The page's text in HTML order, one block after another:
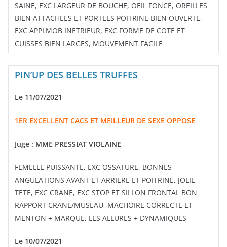
SAINE, EXC LARGEUR DE BOUCHE, OEIL FONCE, OREILLES
BIEN ATTACHEES ET PORTEES POITRINE BIEN OUVERTE,
EXC APPLMOB INETRIEUR, EXC FORME DE COTE ET
CUISSES BIEN LARGES, MOUVEMENT FACILE
PIN’UP DES BELLES TRUFFES
Le 11/07/2021
1ER EXCELLENT CACS ET MEILLEUR DE SEXE OPPOSE
Juge : MME PRESSIAT VIOLAINE
FEMELLE PUISSANTE, EXC OSSATURE, BONNES
ANGULATIONS AVANT ET ARRIERE ET POITRINE, JOLIE
TETE, EXC CRANE, EXC STOP ET SILLON FRONTAL BON
RAPPORT CRANE/MUSEAU, MACHOIRE CORRECTE ET
MENTON + MARQUE, LES ALLURES + DYNAMIQUES
Le 10/07/2021